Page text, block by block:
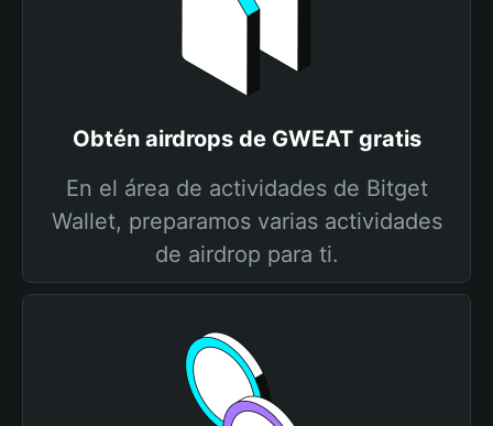
Obtén airdrops de GWEAT gratis
En el área de actividades de Bitget
Wallet, preparamos varias actividades
de airdrop para ti.